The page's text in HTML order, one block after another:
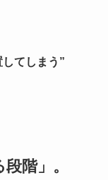
てしまう”
階」。